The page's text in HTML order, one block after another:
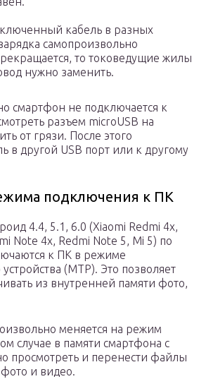
кабель в разных
самопроизвольно
то токоведущие жилы
нужно заменить.
смартфон не подключается к
разъем microUSB на
от грязи. После этого
в другой USB порт или к другому
подключения к ПК
4.4, 5.1, 6.0 (Xiaomi Redmi 4x,
Note 4x, Redmi Note 5, Mi 5) по
к ПК в режиме
(MTP). Это позволяет
из внутренней памяти фото,
меняется на режим
случае в памяти смартфона с
просмотреть и перенести файлы
фото и видео.